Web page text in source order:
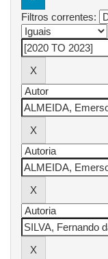
Filtros correntes: